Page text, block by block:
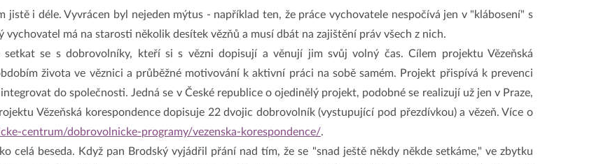
jistě i déle. Vyvrácen byl nejeden mýtus - například ten, že práce vychovatele nespočívá jen v "klábosení" s
vychovatel má na starosti několik desítek vězňů a musí dbát na zajištění práv všech z nich.
setkat se s dobrovolníky, kteří si s vězni dopisují a věnují jim svůj volný čas. Cílem projektu Vězeňská
života ve věznici a průběžné motivování k aktivní práci na sobě samém. Projekt přispívá k prevenci
do společnosti. Jedná se v České republice o ojedinělý projekt, podobné se realizují už jen v Praze,
Vězeňská korespondence dopisuje 22 dvojic dobrovolník (vystupující pod přezdívkou) a vězeň. Více o
centrum/dobrovolnicke-programy/vezenska-korespondence/.
celá beseda. Když pan Brodský vyjádřil přání nad tím, že se "snad ještě někdy někde setkáme," ve zbytku